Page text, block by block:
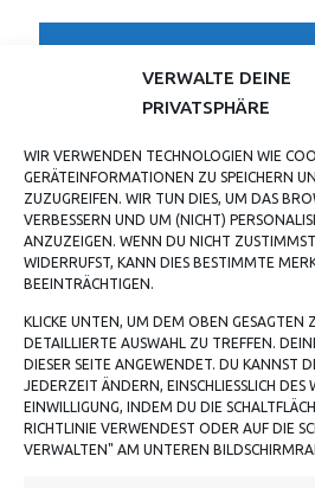
VERWALTE DEINE
PRIVATSPHÄRE
WIR VERWENDEN TECHNOLOGIEN WIE
GERÄTEINFORMATIONEN ZU SPEICHERN
ZUZUGREIFEN. WIR TUN DIES, UM DAS
VERBESSERN UND UM (NICHT)
ANZUZEIGEN. WENN DU NICHT
WIDERRUFST, KANN DIES BESTIMMTE
BEEINTRÄCHTIGEN.
KLICKE UNTEN, UM DEM OBEN GESAGTEN
DETAILLIERTE AUSWAHL ZU TREFFEN.
DIESER SEITE ANGEWENDET. DU KANNST
JEDERZEIT ÄNDERN, EINSCHLIESSLICH DES
INWILLIGUNG, INDEM DU DIE
ICHTLINIE VERWENDEST ODER AUF DIE
ERWALTEN" AM UNTEREN
WAS ANDERES ALS IMMER NUR